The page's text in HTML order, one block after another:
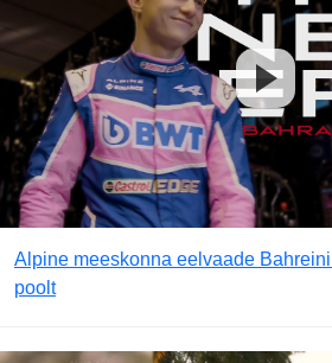
Alpine meeskonna eelvaade
poolt